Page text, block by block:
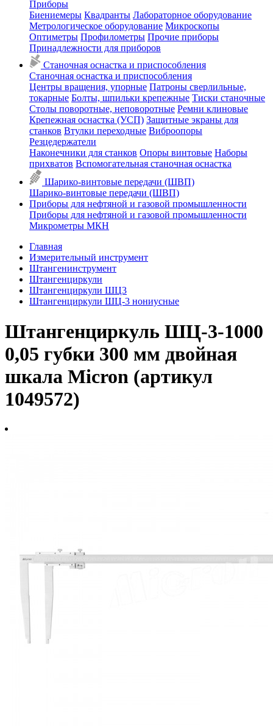
Приборы
Биениемеры Квадранты Лабораторное оборудование
Метрологическое оборудование Микроскопы
Оптиметры Профилометры Прочие приборы
Принадлежности для приборов
Станочная оснастка и приспособления
Станочная оснастка и приспособления
Центры вращения, упорные Патроны сверлильные,
токарные Болты, шпильки крепежные Тиски станочные
Столы поворотные, неповоротные Ремни клиновые
Крепежная оснастка (УСП) Защитные экраны для
станков Втулки переходные Виброопоры
Резцедержатели
Наконечники для станков Опоры винтовые Наборы
прихватов Вспомогательная станочная оснастка
Шарико-винтовые передачи (ШВП)
Шарико-винтовые передачи (ШВП)
Приборы для нефтяной и газовой промышленности
Приборы для нефтяной и газовой промышленности
Микрометры МКН
Главная
Измерительный инструмент
Штангенинструмент
Штангенциркули
Штангенциркули ШЦ3
Штангенциркули ШЦ-3 нониусные
Штангенциркуль ШЦ-3-1000
0,05 губки 300 мм двойная
шкала Micron (артикул
1049572)